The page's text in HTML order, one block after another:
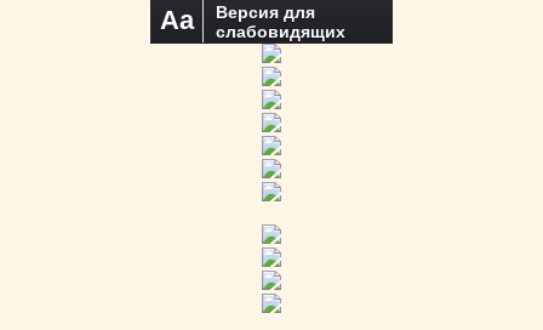
Aa
Версия для
слабовидящих